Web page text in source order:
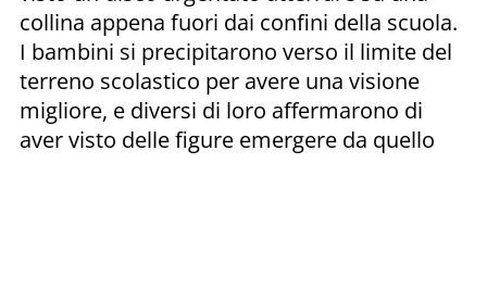
collina appena fuori dai confini della scuola.
I bambini si precipitarono verso il limite del
terreno scolastico per avere una visione
migliore, e diversi di loro affermarono di
aver visto delle figure emergere da quello